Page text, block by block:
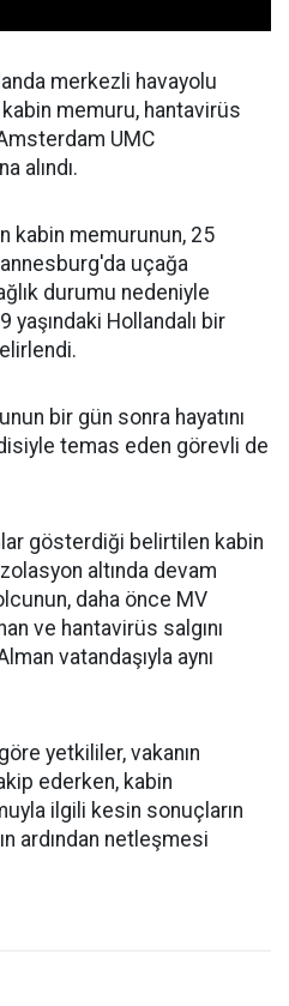
merkezli havayolu
memuru, hantavirüs
UMC
alındı.
kabin memurunun, 25
uçağa
durumu nedeniyle
Hollandalı bir
bir gün sonra hayatını
temas eden görevli de
gösterdiği belirtilen kabin
altında devam
daha önce MV
ve hantavirüs salgını
vatandaşıyla aynı
yetkililer, vakanın
ederken, kabin
ilgili kesin sonuçların
ardından netleşmesi